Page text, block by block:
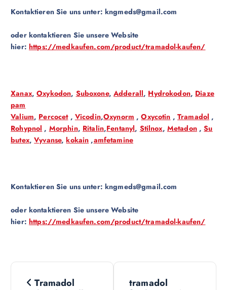
Kontaktieren Sie uns unter:kngmeds@gmail.com
oder kontaktieren Sie unsere Website
hier: https://medkaufen.com/product/tramadol-kaufen/
Xanax,Oxykodon, Suboxone, Adderall, Hydrokodon, Diaze
pam
Valium, Percocet, Vicodin,Oxynorm ,Oxycotin ,Tramadol ,
Rohypnol , Morphin, Ritalin,Fentanyl, Stilnox, Metadon,Su
butex,Vyvanse,kokain ,amfetamine
Kontaktieren Sie uns unter:kngmeds@gmail.com
oder kontaktieren Sie unsere Website
hier: https://medkaufen.com/product/tramadol-kaufen/
N
Tramadol
tramadol